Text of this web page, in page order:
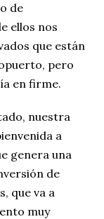
de
ellos nos
que están
pero
en firme.
nuestra
a
genera una
de
que va a
muy